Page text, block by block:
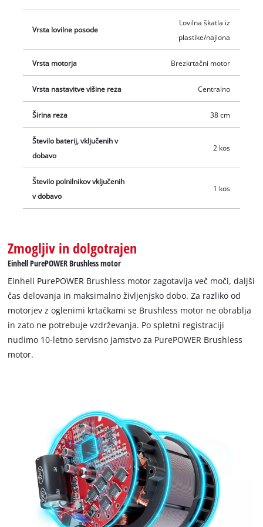
Vrsta lovilne posode
Lovilna škatla iz
plastike/najlona
Vrsta motorja Brezkrtačni motor
Vrsta nastavitve višine reza Centralno
Širina reza 38 cm
Število baterij, vključenih v
dobavo
2 kos
Število polnilnikov vključenih
v dobavo
1 kos
Zmogljiv in dolgotrajen
Einhell PurePOWER Brushless motor
Einhell PurePOWER Brushless motor zagotavlja več moči, daljši
čas delovanja in maksimalno življenjsko dobo. Za razliko od
motorjev z oglenimi krtačkami se Brushless motor ne obrablja
in zato ne potrebuje vzdrževanja. Po spletni registraciji
nudimo 10-letno servisno jamstvo za PurePOWER Brushless
motor.